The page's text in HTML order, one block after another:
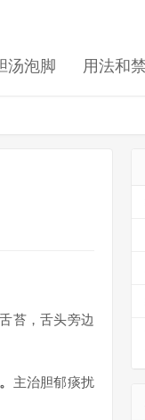
汤泡脚 用法和
苔，舌头旁边
主治胆郁痰扰